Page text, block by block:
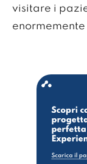
visitare i